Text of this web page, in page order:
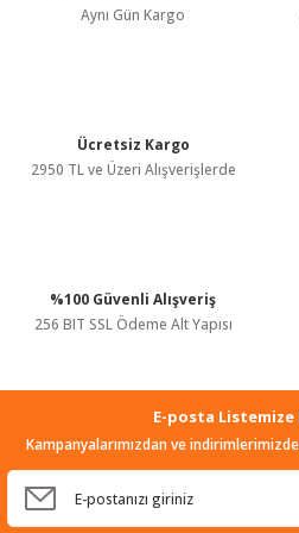
855,00 TLKDV Dahil
Yihua 959D Sıcak Hava İstasyonu
Tükendi
Yihua
Yihua 852D+ Diyafram Sıcak Hava
3.990,00 TLKDV
Aynı Gün Kargo
Ücretsiz Kargo
2950 TL ve Üzeri Alışverişlerde
%100 Güvenli Alışveriş
256 BIT SSL Ödeme Alt Yapısı
E-posta Listemize
Kampanyalarımızdan ve